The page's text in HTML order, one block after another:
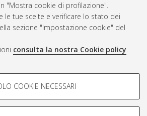
"Mostra cookie di profilazione".
le tue scelte e verificare lo stato dei
sezione "Impostazione cookie" del
consulta la nostra Cookie policy.
-
per analizzare le caratteristiche della
COOKIE NECESSARI
sito